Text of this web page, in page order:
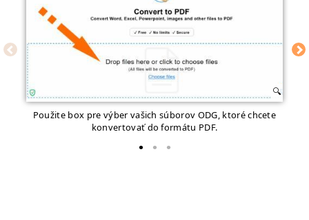
Použite box pre výber vašich súborov ODG, ktoré chcete
konvertovať do formátu PDF.